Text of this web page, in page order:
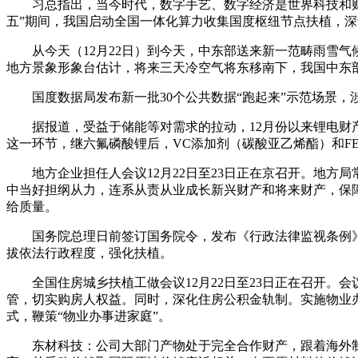
习总指出，当今时代，数字手艺、数字经济是世界科技和
五”期间，我国启动全国一体化算力收集国度枢纽节点扶植，
从今天（12月22日）到今天，中东部送来新一范畴雨雪气
地方景象形象台估计，将来三天冷空气将东移南下，我国中
国度数据局发布新一批30个公共数据“跑起来”示范场景，
据报道，受益于储能等对需求的拉动，12月份以来锂电财
这一环节，继六氟磷酸锂后，VC添加剂（碳酸亚乙烯酯）和
地方企业担任人会议12月22日至23日正在京召开。地方局
中当好担纲从力，连系从责从业成长新兴财产和将来财产，
给质量。
国务院总理日前签订国务院令，发布《行政法律监视条例
拔依法行政程度，强化扶植。
全国住房城乡扶植工做会议12月22日至23日正在召开。会
管，切实购房人权益。同时，深化住房公积金轨制。实施物
式，鞭策“物业办事进家庭”。
东材科技：公司大部门产物处于完全合作财产，跟着海外